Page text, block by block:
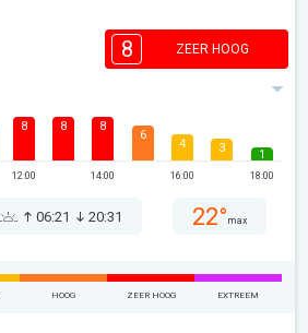
8 ZEER HOOG
8
12:00
8 8
14:00
6
4
16:00
3 1
18:00
06:21 20:31 22° max
HOOG ZEER HOOG EXTREEM